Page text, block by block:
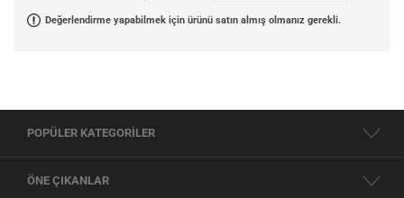
Değerlendirme yapabilmek için ürünü satın almış olmanız gerekli.
POPÜLER KATEGORİLER
ÖNE ÇIKANLAR